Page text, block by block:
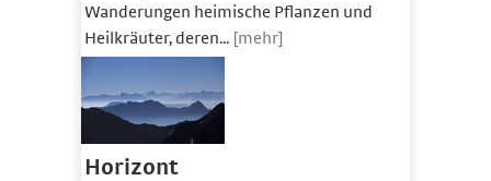
Wanderungen heimische Pflanzen und
Heilkräuter, deren... [mehr]
Horizont